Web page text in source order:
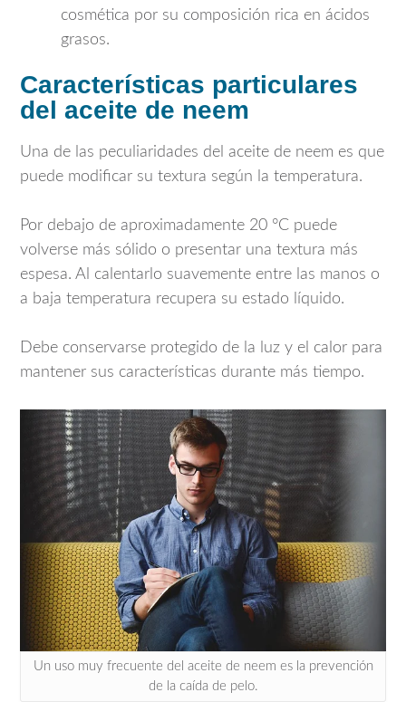
cosmética por su composición rica en ácidos
grasos.
Características particulares
del aceite de neem
Una de las peculiaridades del aceite de neem es que
puede modificar su textura según la temperatura.
Por debajo de aproximadamente 20 °C puede
volverse más sólido o presentar una textura más
espesa. Al calentarlo suavemente entre las manos o
a baja temperatura recupera su estado líquido.
Debe conservarse protegido de la luz y el calor para
mantener sus características durante más tiempo.
Un uso muy frecuente del aceite de neem es la prevención
de la caída de pelo.